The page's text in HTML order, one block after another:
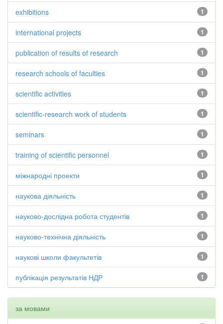
1
exhibitions
1
international projects
1
publication of results of research
1
research schools of faculties
1
scientific activities
1
scientific-research work of students
1
seminars
1
training of scientific personnel
1
міжнародні проекти
1
наукова діяльність
1
науково-дослідна робота студентів
1
науково-технічна діяльність
1
наукові школи факультетів
1
публікація результатів НДР
за мовами